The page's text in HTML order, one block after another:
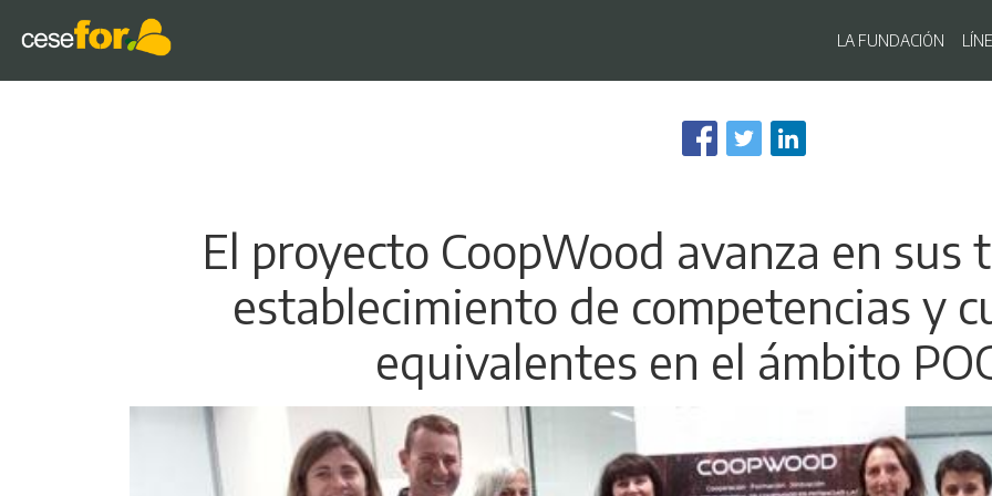
al
contenido
LA FUNDACIÓN
El proyecto CoopWood avanza en sus
establecimiento de competencias y
equivalentes en el ámbito